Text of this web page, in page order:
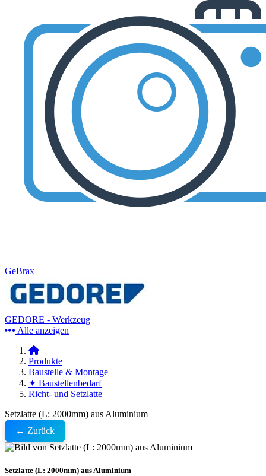
GeBrax
GEDORE - Werkzeug
Alle anzeigen
Produkte
Baustelle & Montage
✦ Baustellenbedarf
Richt- und Setzlatte
Setzlatte (L: 2000mm) aus Aluminium
← Zurück
Setzlatte (L: 2000mm) aus Aluminium